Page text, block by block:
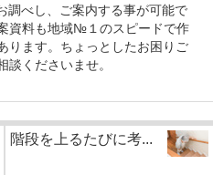
調べし、ご案内する事が可能で
資料も地域№１のスピードで作
ります。ちょっとしたお困りご
談くださいませ。
階段を上るたびに考...